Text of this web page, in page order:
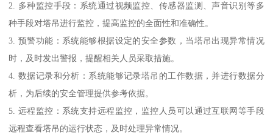
2. 多种监控手段：系统通过视频监控、传感器监测、声音识别等多
种手段对塔吊进行监控，提高监控的全面性和准确性。
3. 预警功能：系统能够根据设定的安全参数，当塔吊出现异常情况
时，及时发出警报，提醒相关人员采取措施。
4. 数据记录和分析：系统能够记录塔吊的工作数据，并进行数据分
析，为后续的安全管理提供参考依据。
5. 远程监控：系统支持远程监控，监控人员可以通过互联网等手段
远程查看塔吊的运行状态，及时处理异常情况。